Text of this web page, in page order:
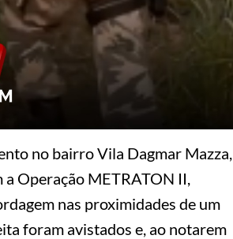
no bairro Vila Dagmar Mazza,
a Operação METRATON II,
nas proximidades de um
foram avistados e, ao notarem